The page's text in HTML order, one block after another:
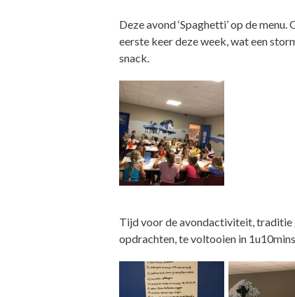
Deze avond ‘Spaghetti’ op de
eerste keer deze week, wat een
snack.
Tijd voor de avondactiviteit, traditie
opdrachten, te voltooien in